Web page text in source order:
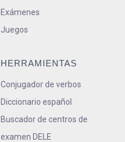
Exámenes
Juegos
HERRAMIENTAS
Conjugador de verbos
Diccionario español
Buscador de centros de
examen DELE